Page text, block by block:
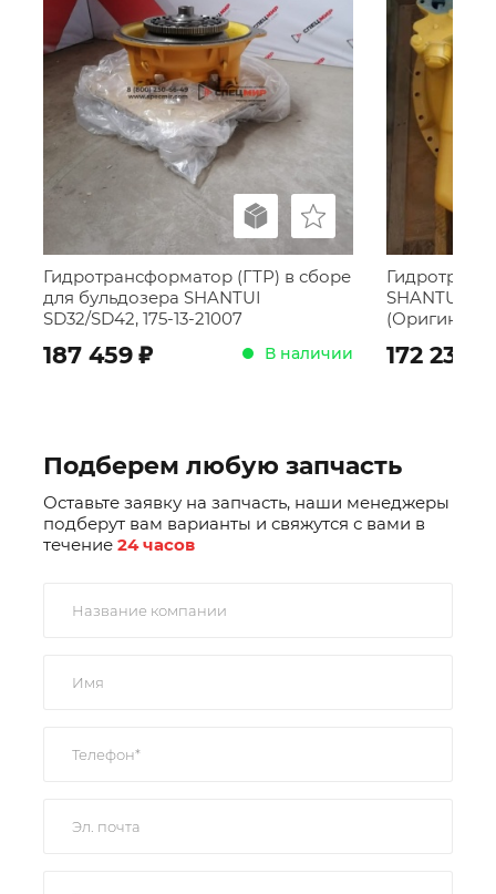
Гидротрансформатор (ГТР) в сборе
для бульдозера SHANTUI
SD32/SD42, 175-13-21007
187 459 ; В наличии
SHANTUI SD
(Оригинал)
172 231
Подберем любую запчасть
Оставьте заявку на запчасть, наши менеджеры
подберут вам варианты и свяжутся с вами в
течение 24 часов